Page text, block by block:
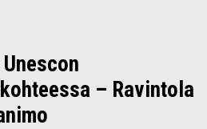
– Ravintola